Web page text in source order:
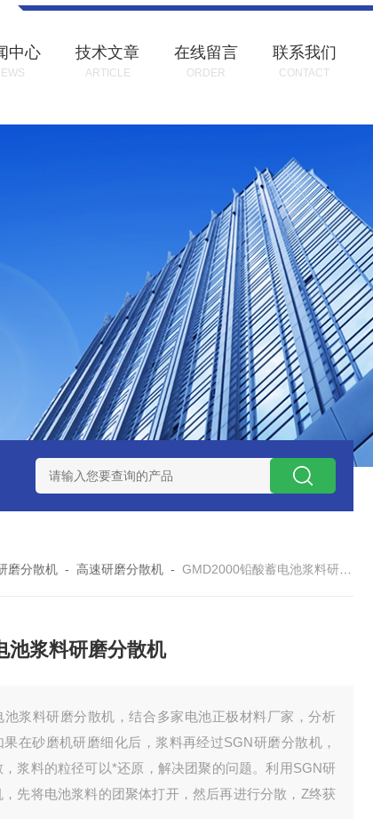
中心 技术文章
ARTICLE
在线留言
ORDER
联系我们
CONTACT
1200碳包覆回转炉 LNHZ-1200可倾斜式回转炉
磨分散机 -高速研磨分散机 -GMD2000铅酸蓄电池浆料研磨分散机
池浆料研磨分散机
池浆料研磨分散机，结合多家电池正极材料厂家，分析
果在砂磨机研磨细化后，浆料再经过SGN研磨分散机，
，浆料的粒径可以*还原，解决团聚的问题。利用SGN研
，先将电池浆料的团聚体打开，然后再进行分散，Z终获